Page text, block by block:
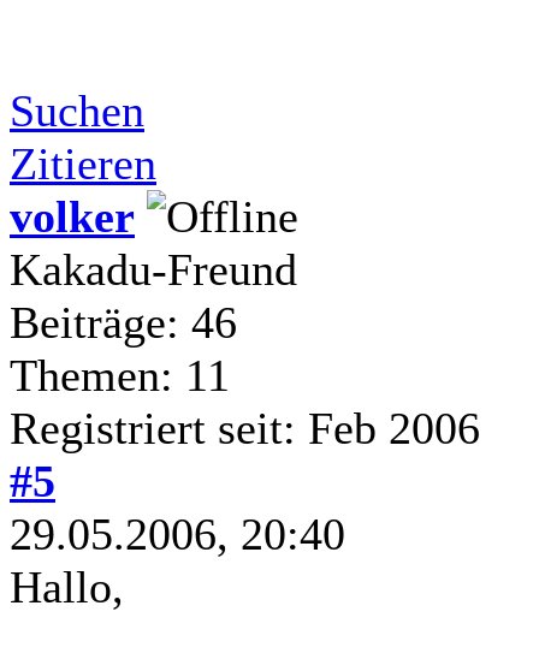
Suchen
Zitieren
volker
Kakadu-Freund
Beiträge: 46
Themen: 11
Registriert seit: Feb 2006
#5
29.05.2006, 20:40
Hallo,